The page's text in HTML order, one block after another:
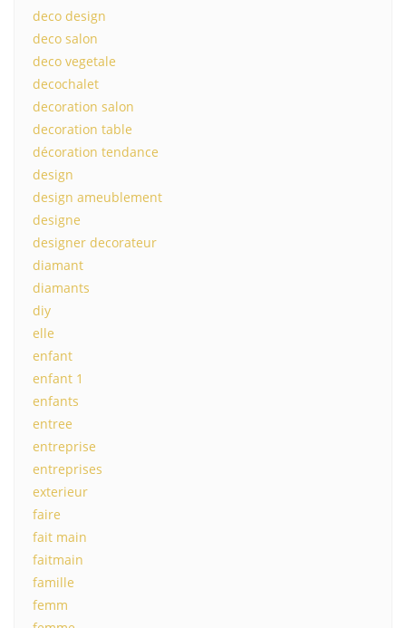
deco design
deco salon
deco vegetale
decochalet
decoration salon
decoration table
décoration tendance
design
design ameublement
designe
designer decorateur
diamant
diamants
diy
elle
enfant
enfant 1
enfants
entree
entreprise
entreprises
exterieur
faire
fait main
faitmain
famille
femm